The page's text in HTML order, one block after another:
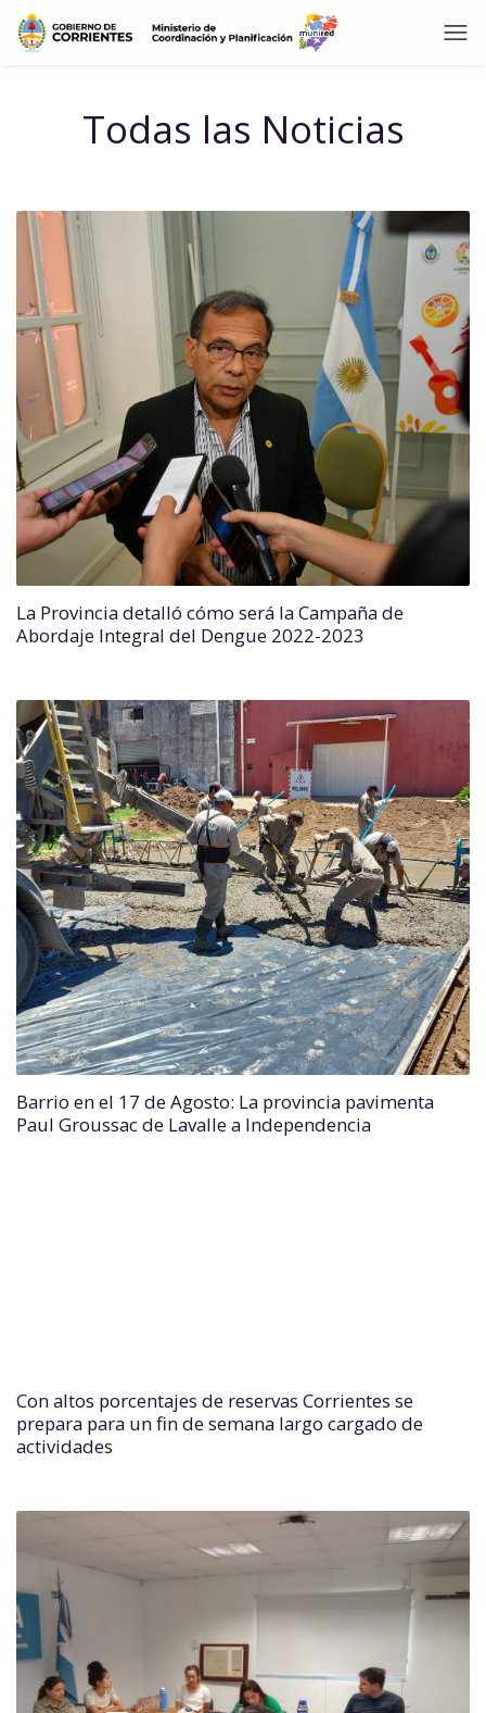
Todas las Noticias
La Provincia detalló cómo será la Campaña de
Abordaje Integral del Dengue 2022-2023
Barrio en el 17 de Agosto: La provincia pavimenta
Paul Groussac de Lavalle a Independencia
Con altos porcentajes de reservas Corrientes se
prepara para un fin de semana largo cargado de
actividades